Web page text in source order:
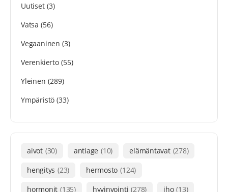
Uutiset(3)
Vatsa (56)
Vegaaninen (3)
Verenkierto(55)
Yleinen (289)
Ympäristö (33)
aivot (30) antiage (10) elämäntavat (278)
hengitys (23) hermosto (124)
hormonit (135) hyvinvointi (278) iho (13)